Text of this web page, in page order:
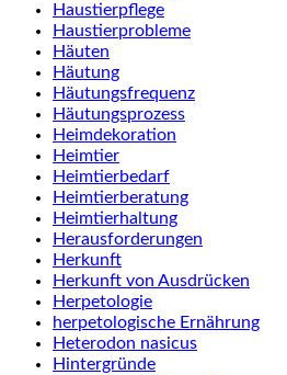
Haustierpflege
Haustierprobleme
Häuten
Häutung
Häutungsfrequenz
Häutungsprozess
Heimdekoration
Heimtier
Heimtierbedarf
Heimtierberatung
Heimtierhaltung
Herausforderungen
Herkunft
Herkunft von Ausdrücken
Herpetologie
herpetologische Ernährung
Heterodon nasicus
Hintergründe